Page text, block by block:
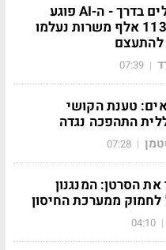
הפיטורים הגדולים בדרך - ה-AI פוגע
בשוק העבודה: 113 אלף משרות נעלמו
להתעצם
|
07:39
טענת הקושי
התהפכה נגדה
|
07:28
הסרטן: המנגנון
לחמוק ממערכת החיסון
|
04:10